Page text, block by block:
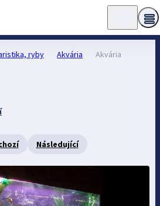
ryby Akvária Akvária
Následující